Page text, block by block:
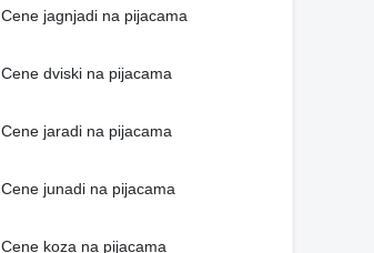
Cene jagnjadi na pijacama
Cene dviski na pijacama
Cene jaradi na pijacama
Cene junadi na pijacama
Cene koza na pijacama